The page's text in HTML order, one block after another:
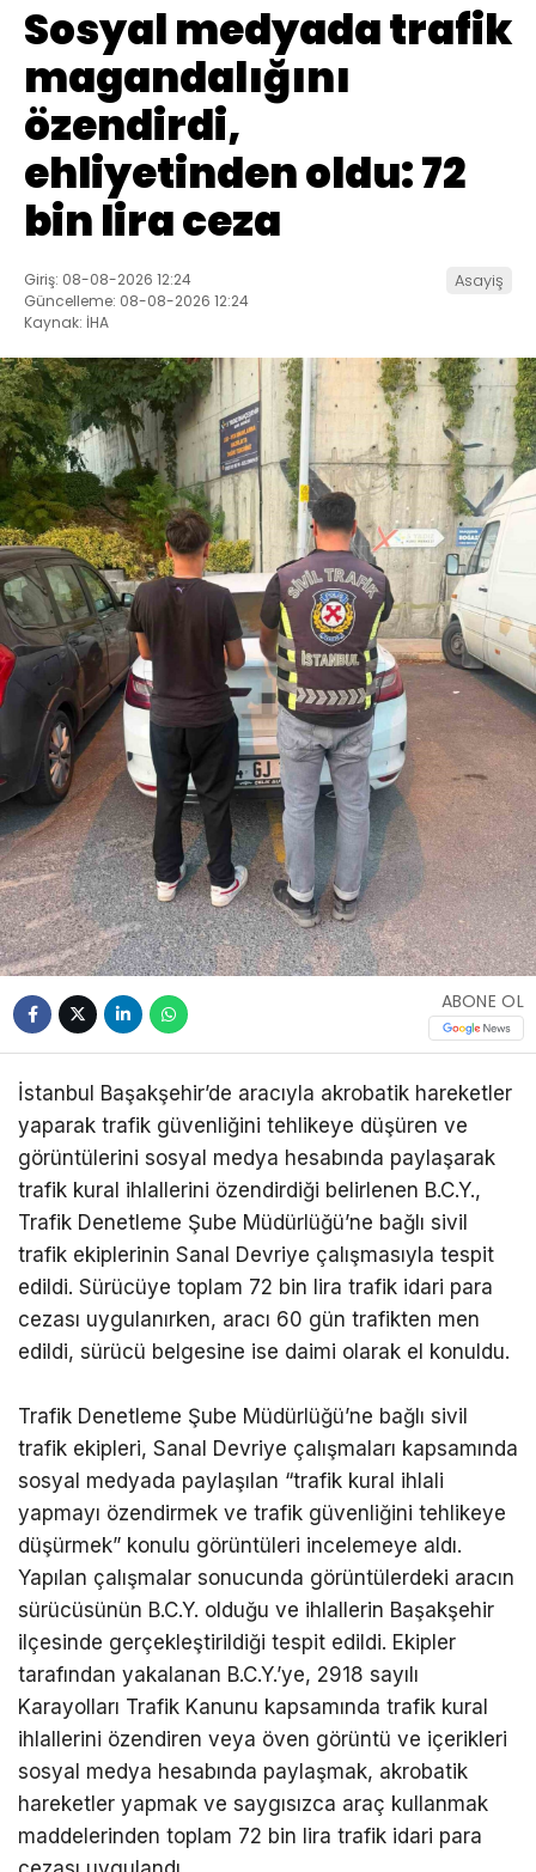
Sosyal medyada trafik
magandalığını
özendirdi,
ehliyetinden oldu: 72
bin lira ceza
Giriş: 08-08-2026 12:24
Güncelleme: 08-08-2026 12:24
Kaynak: İHA
Asayiş
ABONE OL
İstanbul Başakşehir’de aracıyla akrobatik hareketler
yaparak trafik güvenliğini tehlikeye düşüren ve
görüntülerini sosyal medya hesabında paylaşarak
trafik kural ihlallerini özendirdiği belirlenen B.C.Y.,
Trafik Denetleme Şube Müdürlüğü’ne bağlı sivil
trafik ekiplerinin Sanal Devriye çalışmasıyla tespit
edildi. Sürücüye toplam 72 bin lira trafik idari para
cezası uygulanırken, aracı 60 gün trafikten men
edildi, sürücü belgesine ise daimi olarak el konuldu.
Trafik Denetleme Şube Müdürlüğü’ne bağlı sivil
trafik ekipleri, Sanal Devriye çalışmaları kapsamında
sosyal medyada paylaşılan “trafik kural ihlali
yapmayı özendirmek ve trafik güvenliğini tehlikeye
düşürmek” konulu görüntüleri incelemeye aldı.
Yapılan çalışmalar sonucunda görüntülerdeki aracın
sürücüsünün B.C.Y. olduğu ve ihlallerin Başakşehir
ilçesinde gerçekleştirildiği tespit edildi. Ekipler
tarafından yakalanan B.C.Y.’ye, 2918 sayılı
Karayolları Trafik Kanunu kapsamında trafik kural
ihlallerini özendiren veya öven görüntü ve içerikleri
sosyal medya hesabında paylaşmak, akrobatik
hareketler yapmak ve saygısızca araç kullanmak
maddelerinden toplam 72 bin lira trafik idari para